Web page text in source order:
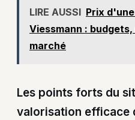
LIRE AUSSI Prix
Viessmann :
marché
Les points forts du
valorisation efficace